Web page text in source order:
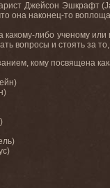
Джейсон Эшкрафт (
она наконец-то
либо ученому
вопросы и стоять за
, кому посвящена
)
)
)
)